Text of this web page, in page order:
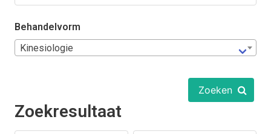
Behandelvorm
Kinesiologie
Zoeken
Zoekresultaat